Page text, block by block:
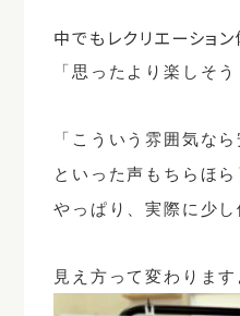
中でもレクリエーション
「思ったより楽しそう
「こういう雰囲気なら
といった声もちらほら
やっぱり、実際に少し
見え方って変わります